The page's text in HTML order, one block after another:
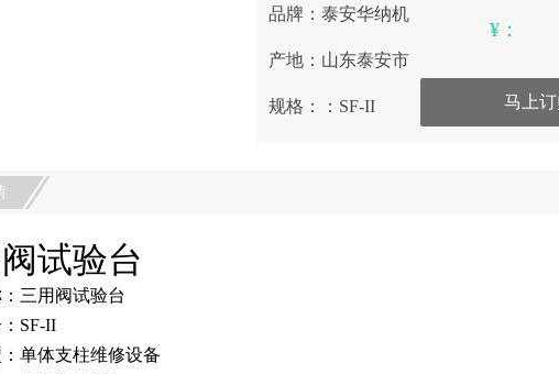
品牌： 泰安华纳机电
产地： 山东泰安市
规格： ：SF-II
¥：
马上
试验台
三用阀试验台
SF-II
单体支柱维修设备